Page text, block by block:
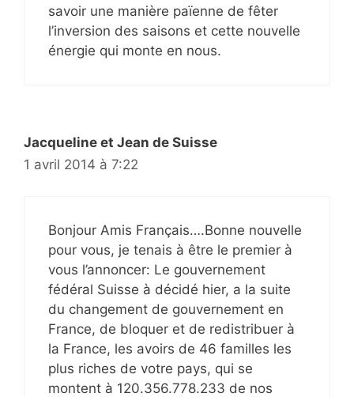
savoir une manière païenne de fêter
l’inversion des saisons et cette nouvelle
énergie qui monte en nous.
Jacqueline et Jean de Suisse
1 avril 2014 à 7:22
Bonjour Amis Français….Bonne nouvelle
pour vous, je tenais à être le premier à
vous l’annoncer: Le gouvernement
fédéral Suisse à décidé hier, a la suite
du changement de gouvernement en
France, de bloquer et de redistribuer à
la France, les avoirs de 46 familles les
plus riches de votre pays, qui se
montent à 120.356.778.233 de nos